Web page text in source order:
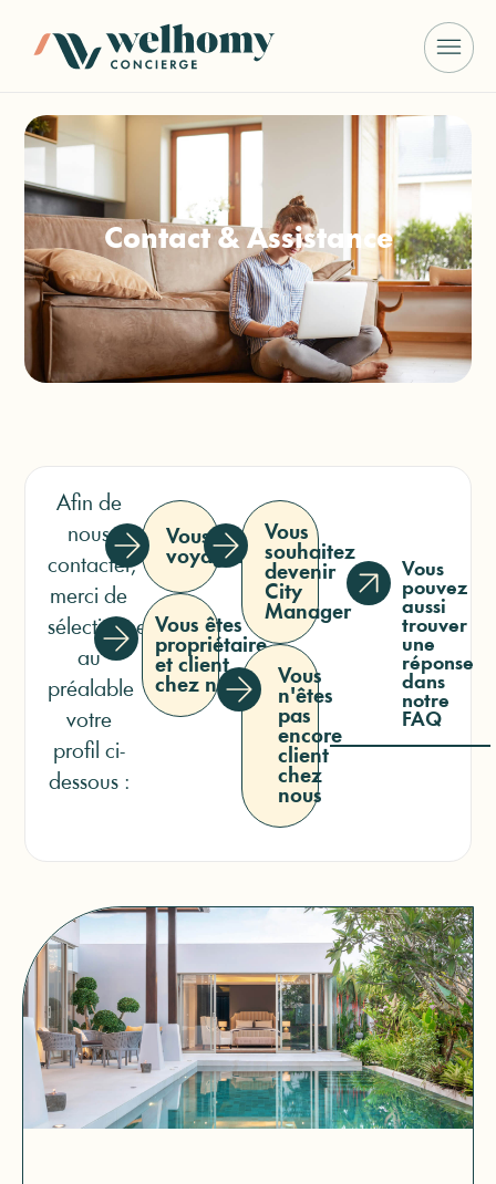
Contact & Assistance
Afin de
nous
contacter,
merci de
sélectionner
au
préalable
votre
profil ci-
dessous :
Vous êtes
voyageur
Vous êtes
propriétaire
et client
chez nous
Vous
souhaitez
devenir
City
Manager
Vous
n'êtes
pas
encore
client
chez
nous
Vous
pouvez
aussi
trouver
une
réponse
dans
notre
FAQ